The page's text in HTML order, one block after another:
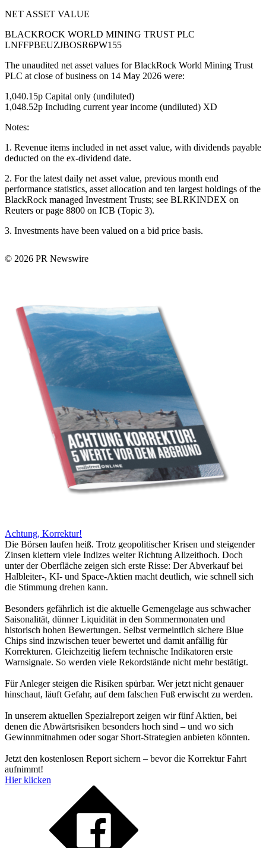
NET ASSET VALUE
BLACKROCK WORLD MINING TRUST PLC
LNFFPBEUZJBOSR6PW155
The unaudited net asset values for BlackRock World Mining Trust
PLC at close of business on 14 May 2026 were:
1,040.15p Capital only (undiluted)
1,048.52p Including current year income (undiluted) XD
Notes:
1. Revenue items included in net asset value, with dividends payable
deducted on the ex-dividend date.
2. For the latest daily net asset value, previous month end
performance statistics, asset allocation and ten largest holdings of the
BlackRock managed Investment Trusts; see BLRKINDEX on
Reuters or page 8800 on ICB (Topic 3).
3. Investments have been valued on a bid price basis.
© 2026 PR Newswire
Achtung, Korrektur!
Die Börsen laufen heiß. Trotz geopolitischer Krisen und steigender
Zinsen klettern viele Indizes weiter Richtung Allzeithoch. Doch
unter der Oberfläche zeigen sich erste Risse: Der Abverkauf bei
Halbleiter-, KI- und Space-Aktien macht deutlich, wie schnell sich
die Stimmung drehen kann.
Besonders gefährlich ist die aktuelle Gemengelage aus schwacher
Saisonalität, dünner Liquidität in den Sommermonaten und
historisch hohen Bewertungen. Selbst vermeintlich sichere Blue
Chips sind inzwischen teuer bewertet und damit anfällig für
Korrekturen. Gleichzeitig liefern technische Indikatoren erste
Warnsignale. So werden viele Rekordstände nicht mehr bestätigt.
Für Anleger steigen die Risiken spürbar. Wer jetzt nicht genauer
hinschaut, läuft Gefahr, auf dem falschen Fuß erwischt zu werden.
In unserem aktuellen Spezialreport zeigen wir fünf Aktien, bei
denen die Abwärtsrisiken besonders hoch sind – und wo sich
Gewinnmitnahmen oder sogar Short-Strategien anbieten könnten.
Jetzt den kostenlosen Report sichern – bevor die Korrektur Fahrt
aufnimmt!
Hier klicken